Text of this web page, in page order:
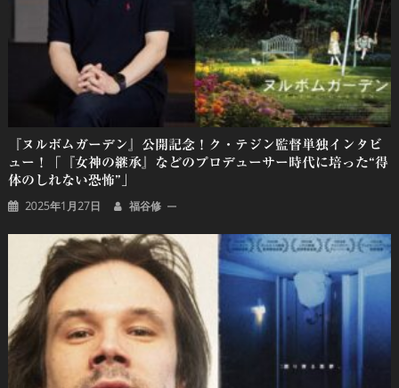
『ヌルボムガーデン』公開記念！ク・テジン監督単独インタビ
ュー！「『女神の継承』などのプロデューサー時代に培った“得
体のしれない恐怖”」
2025年1月27日 福谷修